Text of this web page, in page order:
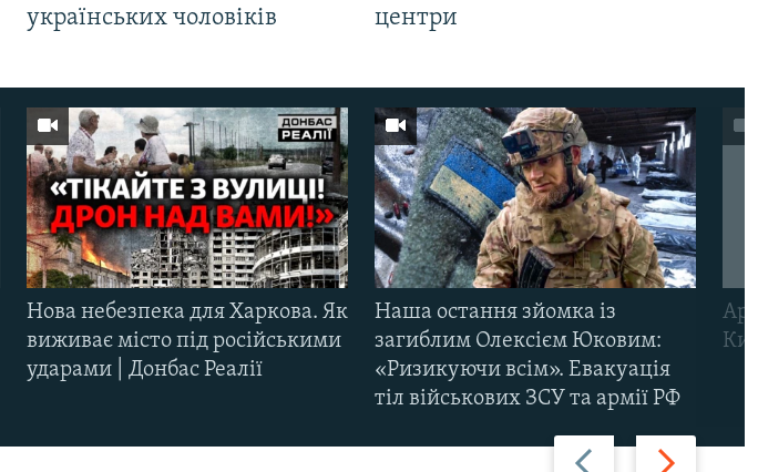
українських чоловіків
центри
Назад Вперед
Нова небезпека для Харкова. Як
виживає місто під російськими
ударами | Донбас Реалії
Наша остання зйомка із
загиблим Олексієм Юковим:
«Ризикуючи всім». Евакуація
тіл військових ЗСУ та армії РФ